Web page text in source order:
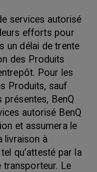
services autorisé
efforts pour
un délai de trente
des Produits
Pour les
Produits, sauf
BenQ
autorisé BenQ
et assumera le
livraison à
qu’attesté par la
transporteur. Le